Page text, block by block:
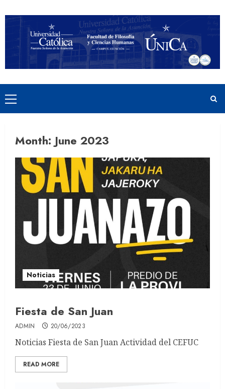
to
Primary
Menu
Month: June 2023
Noticias
Fiesta de San Juan
ADMIN 20/06/2023
Noticias Fiesta de San Juan Actividad del CEFUC
READ MORE